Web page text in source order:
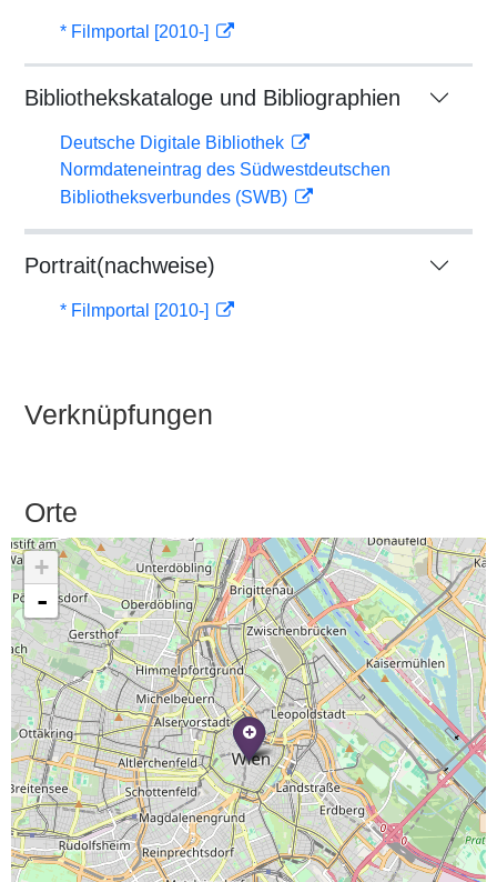
* Filmportal [2010-]
Bibliothekskataloge und Bibliographien
Deutsche Digitale Bibliothek
Normdateneintrag des Südwestdeutschen
Bibliotheksverbundes (SWB)
Portrait(nachweise)
* Filmportal [2010-]
Verknüpfungen
Orte
+
-